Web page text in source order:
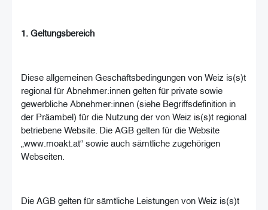
1. Geltungsbereich
Diese allgemeinen Geschäftsbedingungen von Weiz is(s)t
regional für Abnehmer:innen gelten für private sowie
gewerbliche Abnehmer:innen (siehe Begriffsdefinition in
der Präambel) für die Nutzung der von Weiz is(s)t regional
betriebene Website. Die AGB gelten für die Website
„www.moakt.at“ sowie auch sämtliche zugehörigen
Webseiten.
Die AGB gelten für sämtliche Leistungen von Weiz is(s)t